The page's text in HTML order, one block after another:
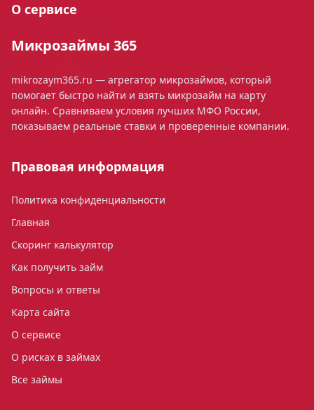
О сервисе
Микрозаймы 365
mikrozaym365.ru — агрегатор микрозаймов, который
помогает быстро найти и взять микрозайм на карту
онлайн. Сравниваем условия лучших МФО России,
показываем реальные ставки и проверенные компании.
Правовая информация
Политика конфиденциальности
Главная
Скоринг калькулятор
Как получить займ
Вопросы и ответы
Карта сайта
О сервисе
О рисках в займах
Все займы